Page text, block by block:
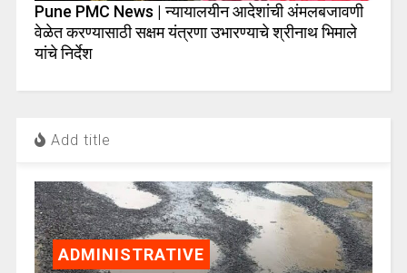
Pune PMC News | न्यायालयीन आदेशांची अंमलबजावणी
वेळेत करण्यासाठी सक्षम यंत्रणा उभारण्याचे श्रीनाथ भिमाले
यांचे निर्देश
Add title
ADMINISTRATIVE